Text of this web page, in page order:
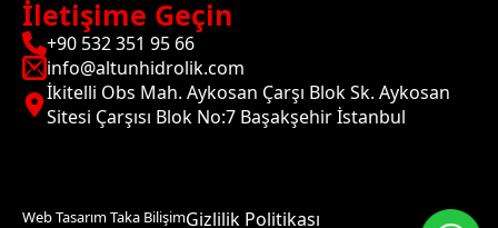
İletişime Geçin
+90 532 351 95 66
info@altunhidrolik.com
İkitelli Obs Mah. Aykosan Çarşı Blok Sk. Aykosan
Sitesi Çarşısı Blok No:7 Başakşehir İstanbul
Web Tasarım Taka BilişimGizlilik Politikası